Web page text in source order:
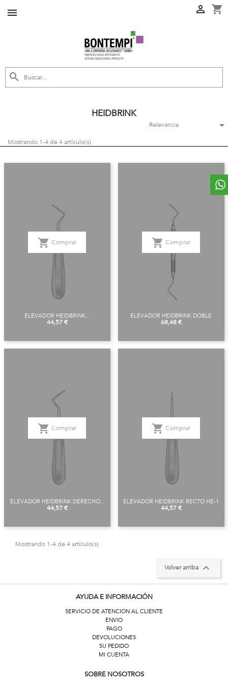
 shopping_cart


HEIDBRINK
Relevancia 
Mostrando 1-4 de 4 artículo(s)
ELEVADOR HEIDBRINK...
Precio
44,57 €
shopping_cart Comprar
ELEVADOR HEIDBRINK DOBLE
Precio
68,48 €
shopping_cart Comprar
ELEVADOR HEIDBRINK DERECHO...
Precio
44,57 €
shopping_cart Comprar
ELEVADOR HEIDBRINK RECTO HE-1
Precio
44,57 €
shopping_cart Comprar
Mostrando 1-4 de 4 artículo(s)
Volver arriba 
AYUDA E INFORMACIÓN
SERVICIO DE ATENCION AL CLIENTE
ENVIO
PAGO
DEVOLUCIONES
SU PEDIDO
MI CUENTA
SOBRE NOSOTROS